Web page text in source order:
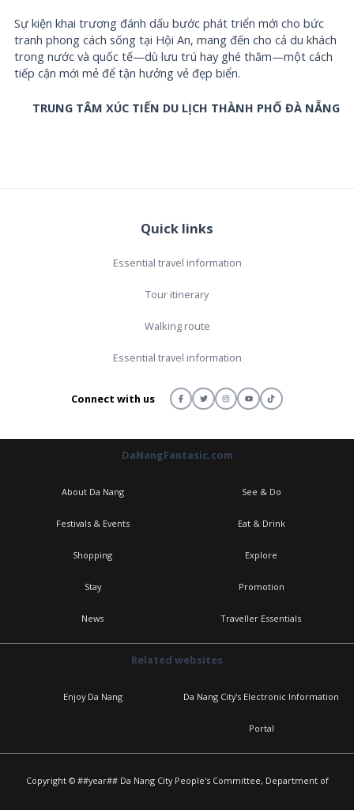
Sự kiện khai trương đánh dấu bước phát triển mới cho bức
tranh phong cách sống tại Hội An, mang đến cho cả du khách
trong nước và quốc tế—dù lưu trú hay ghé thăm—một cách
tiếp cận mới mẻ để tận hưởng vẻ đẹp biển.
TRUNG TÂM XÚC TIẾN DU LỊCH THÀNH PHỐ ĐÀ NẴNG
Quick links
Essential travel information
Tour itinerary
Walking route
Essential travel information
Connect with us
DaNangFantasic.com
About Da Nang See & Do
Festivals & Events Eat & Drink
Shopping Explore
Stay Promotion
News Traveller Essentials
Related websites
Enjoy Da Nang Da Nang City's Electronic Information
Portal
Copyright © ##year## Da Nang City People's Committee, Department of